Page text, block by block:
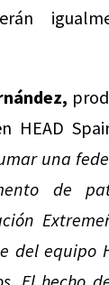
HEAD
una
de
del equipo